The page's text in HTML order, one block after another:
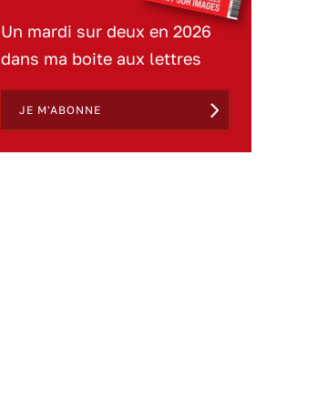
Un mardi sur deux en 2026
dans ma boite aux lettres
JE M'ABONNE